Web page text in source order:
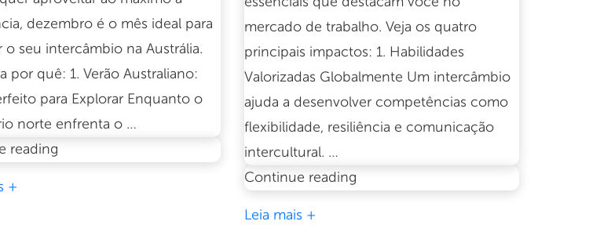
dezembro é o mês ideal para
o seu intercâmbio na Austrália.
por quê: 1. Verão Australiano:
para Explorar Enquanto o
norte enfrenta o …
reading
+
mercado de trabalho. Veja os quatro
principais impactos: 1. Habilidades
Valorizadas Globalmente Um intercâmbio
ajuda a desenvolver competências como
flexibilidade, resiliência e comunicação
intercultural. …
Continue reading
Leia mais +